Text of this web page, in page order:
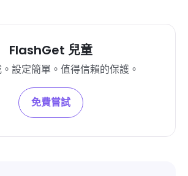
FlashGet 兒童
設定簡單。值得信賴的保護。
免費嘗試